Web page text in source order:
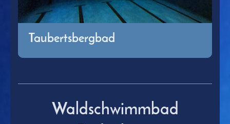
Taubertsbergbad
Waldschwimmbad